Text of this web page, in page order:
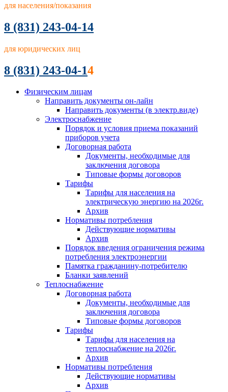
для населения/показания
8 (831) 243-04-14
для юридических лиц
8 (831) 243-04-14
Физическим лицам
Направить документы он-лайн
Направить документы (в электр.виде)
Электроснабжение
Порядок и условия приема показаний
приборов учета
Договорная работа
Документы, необходимые для
заключения договора
Типовые формы договоров
Тарифы
Тарифы для населения на
электрическую энергию на 2026г.
Архив
Нормативы потребления
Действующие нормативы
Архив
Порядок введения ограничения режима
потребления электроэнергии
Памятка гражданину-потребителю
Бланки заявлений
Теплоснабжение
Договорная работа
Документы, необходимые для
заключения договора
Типовые формы договоров
Тарифы
Тарифы для населения на
теплоснабжение на 2026г.
Архив
Нормативы потребления
Действующие нормативы
Архив